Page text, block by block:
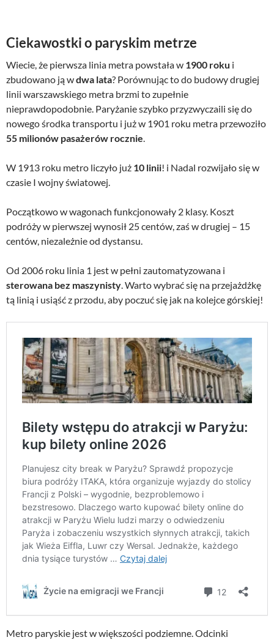
0
z
ł
.
.
t
a
c
e
n
w
o
ł
a
:
0
ł
.
n
c
e
n
a
s
3
9
0
z
ł
.
Ciekawostki o paryskim metrze
Wiecie, że pierwsza linia metra powstała w 1900 roku i
zbudowano ją wdwa lata? Porównując to do budowy drugiej
linii warszawskiego metra brzmi to zupełnie
nieprawdopodobnie. Paryżanie szybko przyzwyczaili się do
nowego środka transportu i już w 1901 roku metra przewoziło
55 milionów pasażerów rocznie.
W 1913 roku metro liczyło już 10 linii! i Nadal rozwijało się w
czasie I wojny światowej.
Początkowo w wagonach funkcjonowały 2 klasy. Koszt
podróży w pierwszej wynosił 25 centów, zaś w drugiej – 15
centów, niezależnie od dystansu.
Od 2006 roku linia 1 jest w pełni zautomatyzowana i
sterowana bez maszynisty. Warto wybrać się na przejażdżkę
tą linią i usiąść z przodu, aby poczuć się jak na kolejce górskiej!
Metro paryskie jest w większości podziemne. Odcinki